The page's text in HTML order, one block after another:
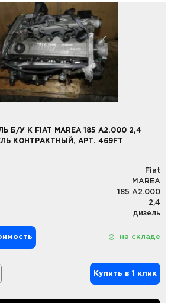
Б/У К FIAT MAREA 185 A2.000 2,4
КОНТРАКТНЫЙ, АРТ. 469FT
Fiat
MAREA
185 A2.000
2,4
дизель
на складе
Купить в 1 клик